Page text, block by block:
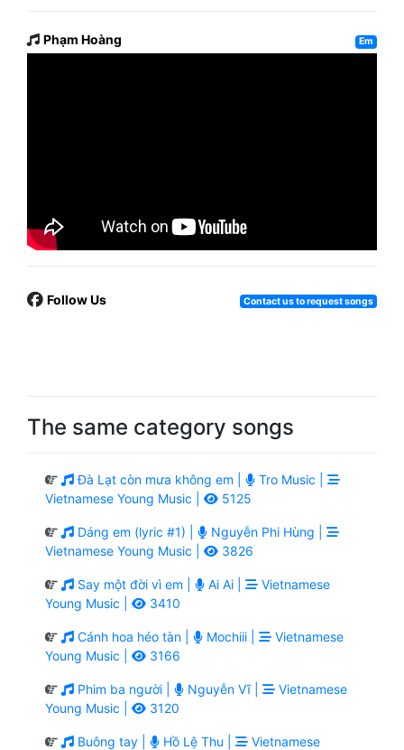
Phạm Hoàng Em
Follow Us Contact us to request songs
The same category songs
Đà Lạt còn mưa không em |
Tro Music |
Vietnamese Young Music |
5125
Dáng em (lyric #1) |
Nguyễn Phi Hùng |
Vietnamese Young Music |
3826
Say một đời vì em | Ai Ai |
Vietnamese
Young Music |
3410
Cánh hoa héo tàn | Mochiii |
Vietnamese
Young Music |
3166
Phim ba người | Nguyễn Vĩ |
Vietnamese
Young Music |
3120
Buông tay | Hồ Lệ Thu |
Vietnamese